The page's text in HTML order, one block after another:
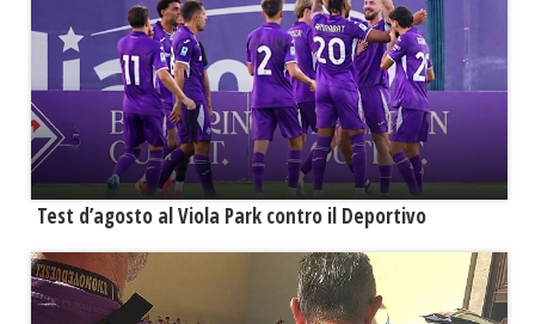
Test d’agosto al Viola Park contro il Deportivo